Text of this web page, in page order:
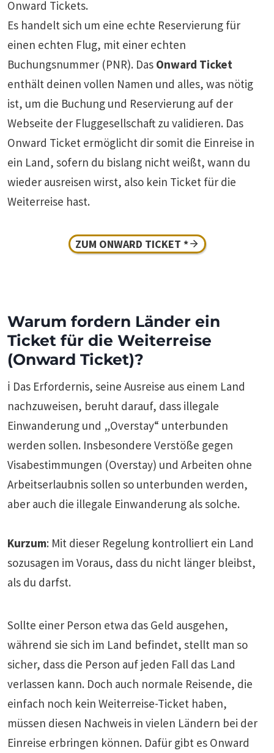
Onward Tickets.
Es handelt sich um eine echte Reservierung für
einen echten Flug, mit einer echten
Buchungsnummer (PNR). Das Onward Ticket
enthält deinen vollen Namen und alles, was nötig
ist, um die Buchung und Reservierung auf der
Webseite der Fluggesellschaft zu validieren. Das
Onward Ticket ermöglicht dir somit die Einreise in
ein Land, sofern du bislang nicht weißt, wann du
wieder ausreisen wirst, also kein Ticket für die
Weiterreise hast.
ZUM ONWARD TICKET *
Warum fordern Länder ein
Ticket für die Weiterreise
(Onward Ticket)?
ℹ️ Das Erfordernis, seine Ausreise aus einem Land
nachzuweisen, beruht darauf, dass illegale
Einwanderung und „Overstay“ unterbunden
werden sollen. Insbesondere Verstöße gegen
Visabestimmungen (Overstay) und Arbeiten ohne
Arbeitserlaubnis sollen so unterbunden werden,
aber auch die illegale Einwanderung als solche.
Kurzum: Mit dieser Regelung kontrolliert ein Land
sozusagen im Voraus, dass du nicht länger bleibst,
als du darfst.
Sollte einer Person etwa das Geld ausgehen,
während sie sich im Land befindet, stellt man so
sicher, dass die Person auf jeden Fall das Land
verlassen kann. Doch auch normale Reisende, die
einfach noch kein Weiterreise-Ticket haben,
müssen diesen Nachweis in vielen Ländern bei der
Einreise erbringen können. Dafür gibt es Onward